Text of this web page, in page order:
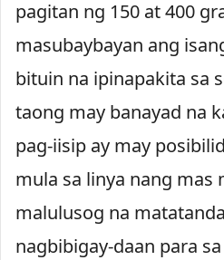
pagitan ng 150 at 400
masubaybayan ang
bituin na ipinapakita sa
taong may banayad na
pag-iisip ay may
mula sa linya nang mas
malulusog na
nagbibigay-daan para